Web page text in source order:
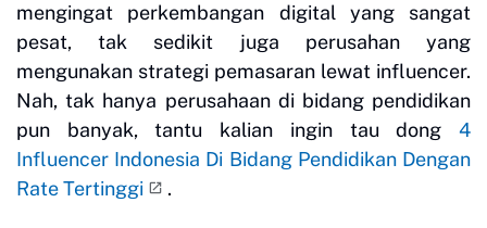
mengingat perkembangan digital yang sangat
pesat, tak sedikit juga perusahan yang
mengunakan strategi pemasaran lewat influencer.
Nah, tak hanya perusahaan di bidang pendidikan
pun banyak, tantu kalian ingin tau dong 4
Influencer Indonesia Di Bidang Pendidikan Dengan
Rate Tertinggi
.